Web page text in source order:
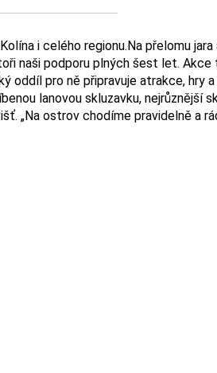
i celého regionu.Na přelomu
naši podporu plných šest let.
pro ně připravuje atrakce, hry
lanovou skluzavku, nejrůznější
„Na ostrov chodíme pravidelně a